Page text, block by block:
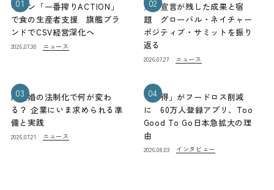
01
キリン「一番搾りACTION」
で食の生産者支援 旗艦ブラ
ンドでCSV経営深化へ
2026.07.30 ニュース
02
熊本宣言が残した成果と宿
題 グローバル・ネイチャー
ポジティブ・サミットを振り
返る
2026.07.27 ニュース
03
同性婚の法制化で何が変わ
る？ 企業にいま求められる準
備と実践
2026.07.21 ニュース
04
「お得」がフードロス削減
に 60万人登録アプリ、Too
Good To Go日本急拡大の理
由
2026.08.03 インタビュー